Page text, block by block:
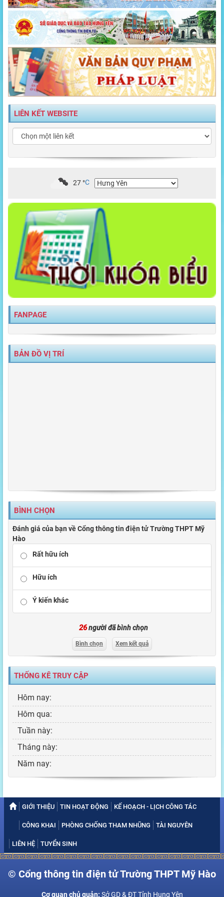
LIÊN KẾT WEBSITE
27°C
FANPAGE
BẢN ĐỒ VỊ TRÍ
BÌNH CHỌN
Đánh giá của bạn về Cổng thông tin điện tử Trường THPT Mỹ
Hào
Rất hữu ích
Hữu ích
Ý kiến khác
26người đã bình chọn
Bình chọn Xem kết quả
THỐNG KÊ TRUY CẬP
Hôm nay:
Hôm qua:
Tuần này:
Tháng này:
Năm nay:
GIỚI THIỆU TIN HOẠT ĐỘNG KẾ HOẠCH - LỊCH CÔNG TÁC
CÔNG KHAI PHÒNG CHỐNG THAM NHŨNG TÀI NGUYÊN
LIÊN HỆ TUYỂN SINH
© Cổng thông tin điện tử Trường THPT Mỹ Hào
Cơ quan chủ quản: Sở GD & ĐT Tỉnh Hung Yên